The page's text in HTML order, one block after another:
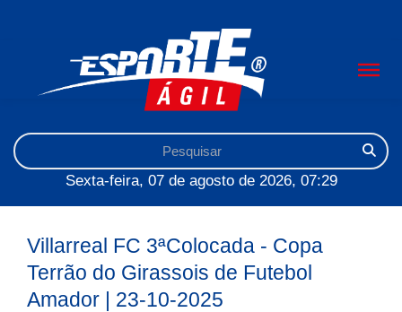
Sexta-feira, 07 de agosto de 2026, 07:29
Villarreal FC 3ªColocada - Copa
Terrão do Girassois de Futebol
Amador | 23-10-2025